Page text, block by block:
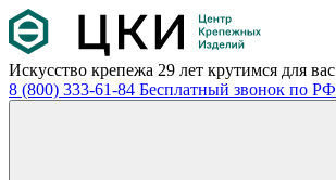
Искусство крепежа 29 лет крутимся для вас
8 (800) 333-61-84 Бесплатный звонок по РФ